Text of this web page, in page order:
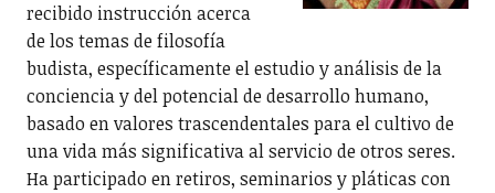
recibido instrucción acerca
de los temas de filosofía
budista, específicamente el estudio y análisis de la
conciencia y del potencial de desarrollo humano,
basado en valores trascendentales para el cultivo de
una vida más significativa al servicio de otros seres.
Ha participado en retiros, seminarios y pláticas con